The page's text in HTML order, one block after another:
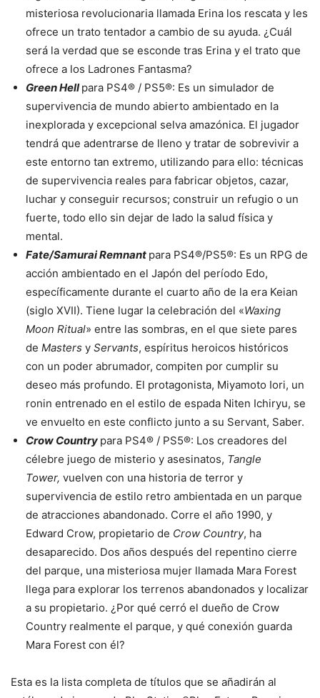
misteriosa revolucionaria llamada Erina los rescata y les
ofrece un trato tentador a cambio de su ayuda. ¿Cuál
será la verdad que se esconde tras Erina y el trato que
ofrece a los Ladrones Fantasma?
Green Hellpara PS4® / PS5®: Es un simulador de
supervivencia de mundo abierto ambientado en la
inexplorada y excepcional selva amazónica. El jugador
tendrá que adentrarse de lleno y tratar de sobrevivir a
este entorno tan extremo, utilizando para ello: técnicas
de supervivencia reales para fabricar objetos, cazar,
luchar y conseguir recursos; construir un refugio o un
fuerte, todo ello sin dejar de lado la salud física y
mental.
Fate/Samurai Remnant para PS4®/PS5®: Es un RPG de
acción ambientado en el Japón del período Edo,
específicamente durante el cuarto año de la era Keian
(siglo XVII). Tiene lugar la celebración del «Waxing
Moon Ritual» entre las sombras, en el que siete pares
de Masters y Servants, espíritus heroicos históricos
con un poder abrumador, compiten por cumplir su
deseo más profundo. El protagonista, Miyamoto Iori, un
ronin entrenado en el estilo de espada Niten Ichiryu, se
ve envuelto en este conflicto junto a su Servant, Saber.
Crow Country para PS4® / PS5®: Los creadores del
célebre juego de misterio y asesinatos, Tangle
Tower, vuelven con una historia de terror y
supervivencia de estilo retro ambientada en un parque
de atracciones abandonado. Corre el año 1990, y
Edward Crow, propietario de Crow Country, ha
desaparecido. Dos años después del repentino cierre
del parque, una misteriosa mujer llamada Mara Forest
llega para explorar los terrenos abandonados y localizar
a su propietario. ¿Por qué cerró el dueño de Crow
Country realmente el parque, y qué conexión guarda
Mara Forest con él?
Esta es la lista completa de títulos que se añadirán al